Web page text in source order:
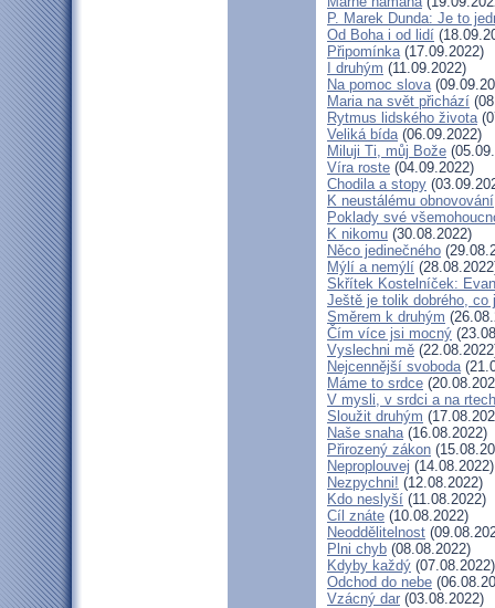
P. Marek Dunda: Je to
Od Boha i od lidí
Připomínka(17.09.2022)
I druhým (11.09.2022)
Na pomoc slova
Maria na svět přichází
Rytmus lidského života
Veliká bída(06.09.2022)
Miluji Ti, můj Bože
Víra roste (04.09.2022)
Chodila a stopy
K neustálému obnovování
Poklady své
K nikomu (30.08.2022)
Něco jedinečného
Mýlí a nemýlí
Skřítek Kostelníček:
Ještě je tolik dobrého, co
Směrem k druhým
Čím více jsi mocný
Vyslechni mě
Nejcennější svoboda
Máme to srdce
V mysli, v srdci a na rtech
Sloužit druhým
Naše snaha(16.08.2022)
Přirozený zákon
Neproplouvej (14.08.2022)
Nezpychni! (12.08.2022)
Kdo neslyší (11.08.2022)
Cíl znáte (10.08.2022)
Neoddělitelnost
Plni chyb (08.08.2022)
Kdyby každý (07.08.2022)
Odchod do nebe
Vzácný dar (03.08.2022)